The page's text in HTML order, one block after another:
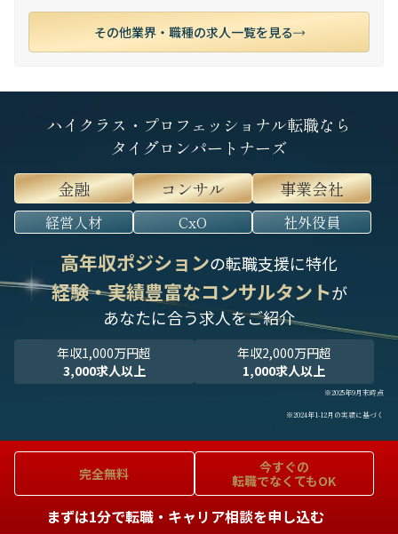
その他業界・職種の求人一覧を見る
ハイクラス・プロフェッショナル転職なら
タイグロンパートナーズ
金融
コンサル 事業会社
経営人材 CxO 社外役員
高年収ポジションの転職支援に特化
経験・実績豊富なコンサルタントが
あなたに合う求人をご紹介
年収1,000万円超
3,000求人以上
年収2,000万円超
1,000求人以上
※2025年9月末時点
※2024年1-12月の実績に基づく
完全無料
今すぐの
転職でなくてもOK
まずは1分で転職・キャリア相談を申し込む